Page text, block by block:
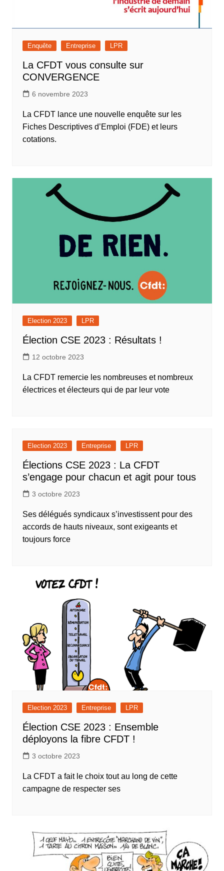
Enquête Entreprise LPR
La CFDT vous consulte sur
CONVERGENCE
6 novembre 2023
La CFDT lance une nouvelle enquête sur les
Fiches Descriptives d’Emploi (FDE) et leurs
cotations.
Election 2023 LPR
Élection CSE 2023 : Résultats !
12 octobre 2023
La CFDT remercie les nombreuses et nombreux
électrices et électeurs qui de par leur vote
Election 2023 Entreprise LPR
Élections CSE 2023 : La CFDT
s’engage pour chacun et agit pour tous
3 octobre 2023
Ses délégués syndicaux s’investissent pour des
accords de hauts niveaux, sont exigeants et
toujours force
Election 2023 Entreprise LPR
Élection CSE 2023 : Ensemble
déployons la fibre CFDT !
3 octobre 2023
La CFDT a fait le choix tout au long de cette
campagne de respecter ses